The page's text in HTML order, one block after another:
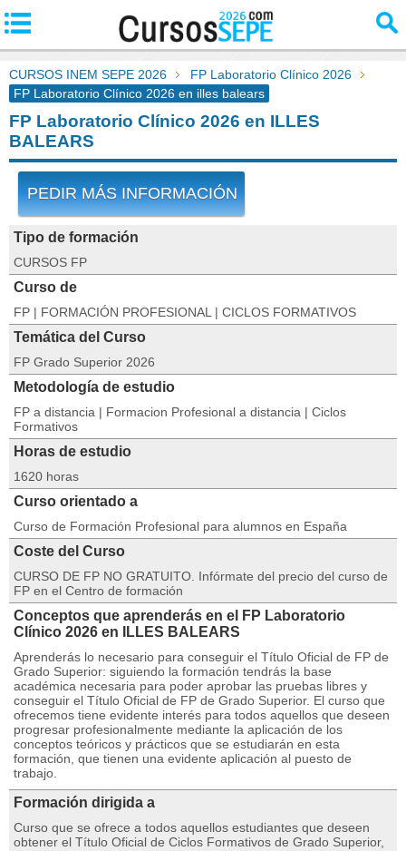
CURSOS INEM SEPE 2026
FP Laboratorio Clínico 2026
FP Laboratorio Clínico 2026 en illes balears
FP Laboratorio Clínico 2026 en ILLES
BALEARS
PEDIR MÁS INFORMACIÓN
Tipo de formación
CURSOS FP
Curso de
FP | FORMACIÓN PROFESIONAL | CICLOS FORMATIVOS
Temática del Curso
FP Grado Superior 2026
Metodología de estudio
FP a distancia | Formacion Profesional a distancia | Ciclos
Formativos
Horas de estudio
1620 horas
Curso orientado a
Curso de Formación Profesional para alumnos en España
Coste del Curso
CURSO DE FP NO GRATUITO. Infórmate del precio del curso de
FP en el Centro de formación
Conceptos que aprenderás en el FP Laboratorio
Clínico 2026 en ILLES BALEARS
Aprenderás lo necesario para conseguir el Título Oficial de FP de
Grado Superior: siguiendo la formación tendrás la base
académica necesaria para poder aprobar las pruebas libres y
conseguir el Título Oficial de FP de Grado Superior. El curso que
ofrecemos tiene evidente interés para todos aquellos que deseen
progresar profesionalmente mediante la aplicación de los
conceptos teóricos y prácticos que se estudiarán en esta
formación, que tienen una evidente aplicación al puesto de
trabajo.
Formación dirigida a
Curso que se ofrece a todos aquellos estudiantes que deseen
obtener el Título Oficial de Ciclos Formativos de Grado Superior,